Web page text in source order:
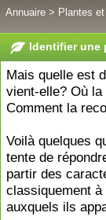
Annuaire > Plantes
Identifier une
Mais quelle est
vient-elle? Où
Comment la
Voilà quelques
tente de
partir des
classiquement
auxquels ils